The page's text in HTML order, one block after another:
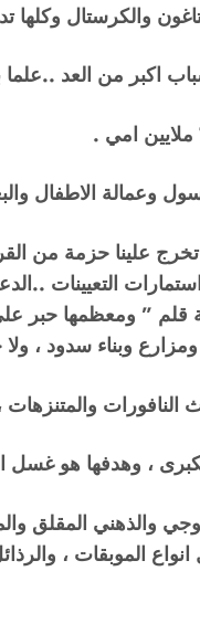
والكرستال وكلها
اكبر من العد
وعمالة الاطفال
علينا حزمة من
التعيينات
” ومعظمها حبر
وبناء سدود ،
، وهدفها هو غسل
والذهني المقلق
الموبقات ،